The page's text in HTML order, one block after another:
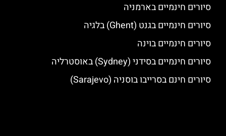
סיורים חינמיים בארמניה
סיורים חינמיים בגנט (Ghent) בלגיה
סיורים חינמיים בוינה
סיורים חינמיים בסידני (Sydney) באוסטרליה
סיורים חינם בסרייבו בוסניה (Sarajevo)